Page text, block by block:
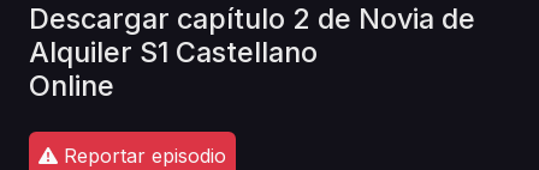
Descargar capítulo 2 de Novia de
Alquiler S1 Castellano
Online
Reportar episodio